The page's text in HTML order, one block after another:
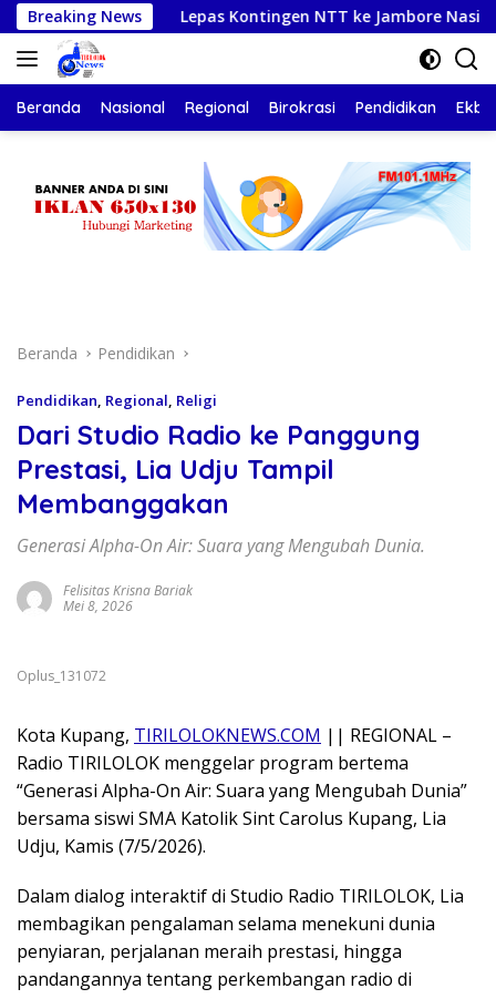
Langsung
ke
konten
Breaking NewsLepas Kontingen NTT ke Jambore Nasional XII,
Beranda Nasional Regional Birokrasi Pendidikan Ekbis
Beranda Pendidikan
Pendidikan, Regional, Religi
Dari Studio Radio ke Panggung
Prestasi, Lia Udju Tampil
Membanggakan
Generasi Alpha-On Air: Suara yang Mengubah Dunia.
Felisitas Krisna Bariak
Mei 8, 2026
Oplus_131072
Kota Kupang, TIRILOLOKNEWS.COM || REGIONAL –
Radio TIRILOLOK menggelar program bertema
“Generasi Alpha-On Air: Suara yang Mengubah Dunia”
bersama siswi SMA Katolik Sint Carolus Kupang, Lia
Udju, Kamis (7/5/2026).
Dalam dialog interaktif di Studio Radio TIRILOLOK, Lia
membagikan pengalaman selama menekuni dunia
penyiaran, perjalanan meraih prestasi, hingga
pandangannya tentang perkembangan radio di